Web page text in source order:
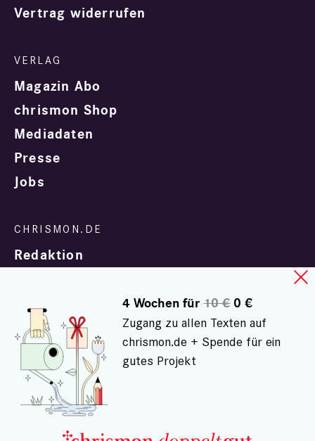
Vertrag widerrufen
Magazin Abo
chrismon Shop
Mediadaten
Presse
Jobs
Redaktion
In Zusammenarbeit mit
© chrismon.de 2001 - 2026
Alle Rechte vorbehalten.
4 Wochen für10 €0 €
Zugang zu allen Texten auf
chrismon.de + Spende für ein
gutes Projekt